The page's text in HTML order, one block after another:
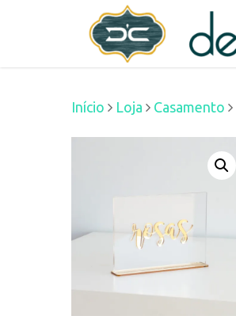
Início Loja Casamento